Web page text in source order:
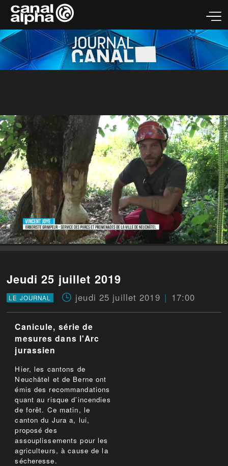
Jeudi 25 juillet 2019
LE JOURNAL jeudi 25 juillet 2019 17:00
Canicule, série de
mesures dans l'Arc
jurassien
Hier, les cantons de
Neuchâtel et de Berne ont
émis des recommandations
quant au risque d’incendies
de forêt. Ce matin, le
canton du Jura a, lui,
proposé des
assouplissements pour les
agriculteurs, à cause de la
sécheresse.